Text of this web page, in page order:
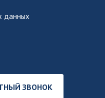
данных
ЗВОНОК